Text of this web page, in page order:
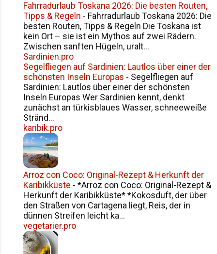
Fahrradurlaub Toskana 2026: Die besten Routen,
Tipps & Regeln - Fahrradurlaub Toskana 2026: Die
besten Routen, Tipps & Regeln Die Toskana ist
kein Ort – sie ist ein Mythos auf zwei Rädern.
Zwischen sanften Hügeln, uralt...
Sardinien.pro
Segelfliegen auf Sardinien: Lautlos über einer der
schönsten Inseln Europas - Segelfliegen auf
Sardinien: Lautlos über einer der schönsten
Inseln Europas Wer Sardinien kennt, denkt
zunächst an türkisblaues Wasser, schneeweiße
Stränd...
karibik.pro
Arroz con Coco: Original-Rezept & Herkunft der
Karibikküste - *Arroz con Coco: Original-Rezept &
Herkunft der Karibikküste* *Kokosduft, der über
den Straßen von Cartagena liegt, Reis, der in
dünnen Streifen leicht ka...
vegetarier.pro